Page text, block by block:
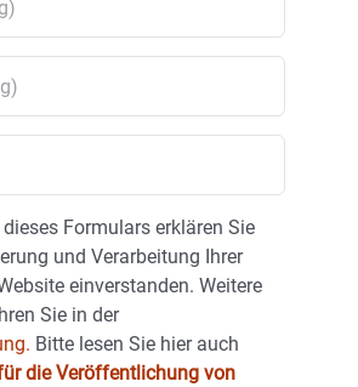
Formulars erklären Sie
und Verarbeitung Ihrer
einverstanden. Weitere
Sie in der
Bitte lesen Sie hier auch
die Veröffentlichung von